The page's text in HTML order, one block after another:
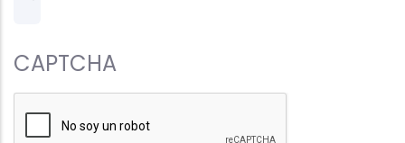
CAPTCHA